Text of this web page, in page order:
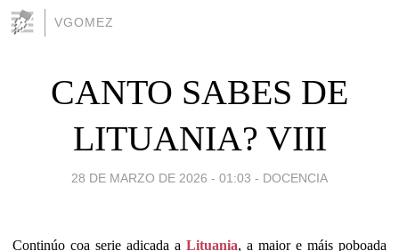
VGOMEZ
CANTO SABES DE
LITUANIA? VIII
28 DE MARZO DE 2026 - 01:03 - DOCENCIA
Continúo coa serie adicada a Lituania, a maior e máis poboada